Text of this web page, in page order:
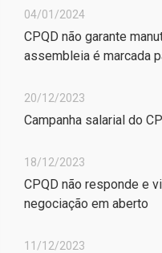
04/01/2024
CPQD não garante
assembleia é marcada
20/12/2023
Campanha salarial do
18/12/2023
CPQD não responde e
negociação em aberto
11/12/2023